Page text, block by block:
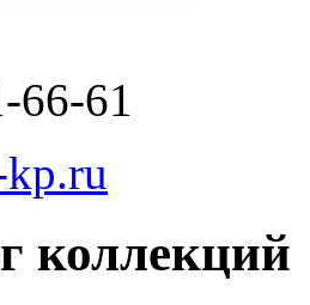
66-61
коллекций